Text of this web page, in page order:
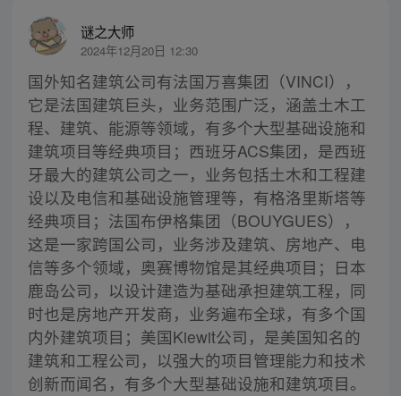
谜之大师
2024年12月20日 12:30
国外知名建筑公司有法国万喜集团（VINCI），
它是法国建筑巨头，业务范围广泛，涵盖土木工
程、建筑、能源等领域，有多个大型基础设施和
建筑项目等经典项目；西班牙ACS集团，是西班
牙最大的建筑公司之一，业务包括土木和工程建
设以及电信和基础设施管理等，有格洛里斯塔等
经典项目；法国布伊格集团（BOUYGUES），
这是一家跨国公司，业务涉及建筑、房地产、电
信等多个领域，奥赛博物馆是其经典项目；日本
鹿岛公司，以设计建造为基础承担建筑工程，同
时也是房地产开发商，业务遍布全球，有多个国
内外建筑项目；美国Kiewit公司，是美国知名的
建筑和工程公司，以强大的项目管理能力和技术
创新而闻名，有多个大型基础设施和建筑项目。